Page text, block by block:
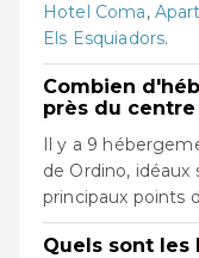
Hotel Coma,
Els Esquiadors.
Combien
près du
Il y a 9
de Ordino,
principaux points
Quels sont